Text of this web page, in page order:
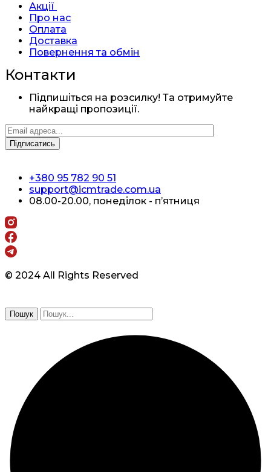
Акції
Про нас
Оплата
Доставка
Повернення та обмін
Контакти
Підпишіться на розсилку! Та отримуйте
найкращі пропозиції.
+380 95 782 90 51
support@icmtrade.com.ua
08.00-20.00, понеділок - п’ятниця
© 2024 All Rights Reserved
Пошук